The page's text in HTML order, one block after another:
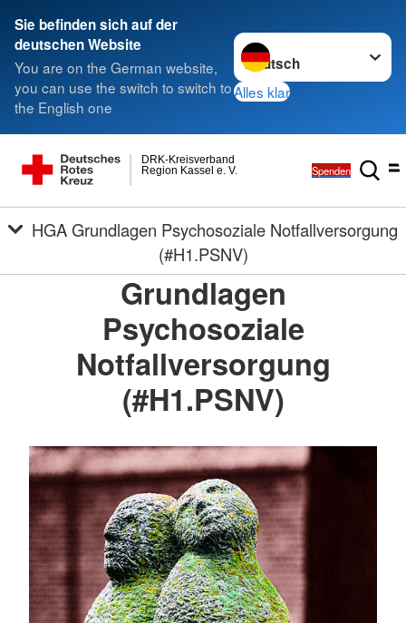
Sie befinden sich auf der
deutschen Website
You are on the German website,
you can use the switch to switch to
the English one
Sprache wechseln zu
Alles klar
Region Kassel e. V.
DRK-Kreisverband
Spenden
(#H1.PSNV)
Grundlagen
Psychosoziale
Notfallversorgung
(#H1.PSNV)